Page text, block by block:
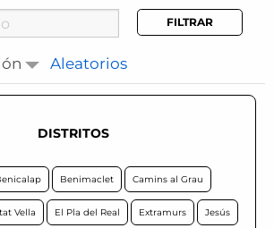
Aleatorios
DISTRITOS
Benimaclet Camins al Grau
Vella El Pla del Real Extramurs Jesús